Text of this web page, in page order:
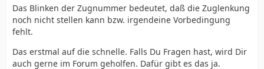
Das Blinken der Zugnummer bedeutet, daß die Zuglenkung
noch nicht stellen kann bzw. irgendeine Vorbedingung
fehlt.
Das erstmal auf die schnelle. Falls Du Fragen hast, wird Dir
auch gerne im Forum geholfen. Dafür gibt es das ja.